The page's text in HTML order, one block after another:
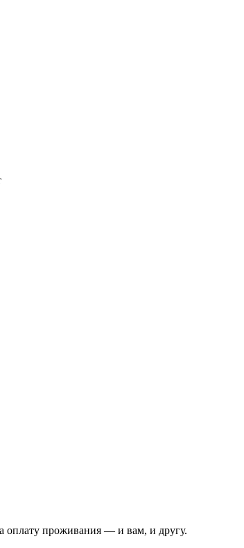
оплату проживания — и вам, и другу.